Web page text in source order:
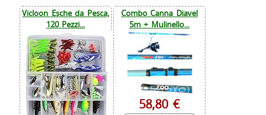
Vicloon Esche da Pesca,
120 Pezzi...
Combo Canna Diavel
5m + Mulinello...
58,80 €